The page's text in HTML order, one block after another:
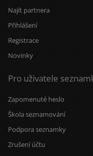
Najít partnera
Přihlášení
Registrace
Novinky
Pro uživatele
Zapomenuté heslo
Škola seznamování
Podpora seznamky
Zrušení účtu